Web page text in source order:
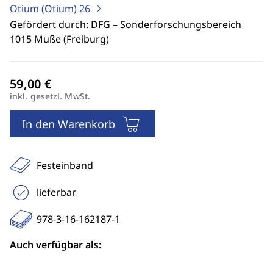
Otium (Otium)26
Gefördert durch: DFG – Sonderforschungsbereich
1015 Muße (Freiburg)
inkl. gesetzl. MwSt.
In den Warenkorb
Festeinband
lieferbar
978-3-16-162187-1
Auch verfügbar als: